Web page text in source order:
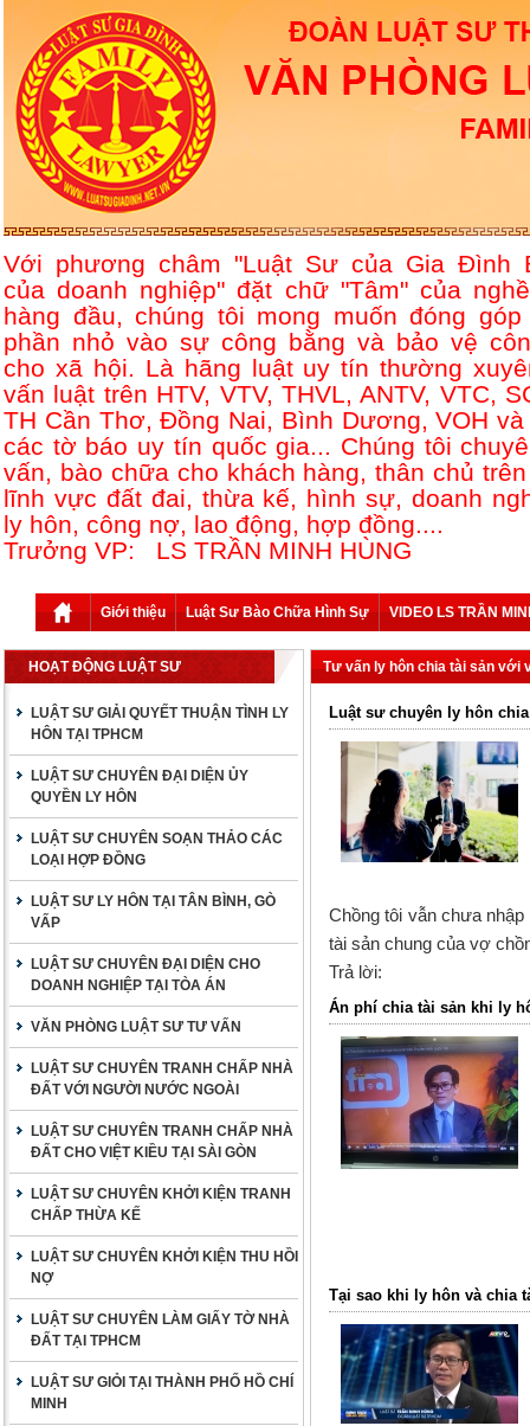
Với phương châm "Luật Sư của Gia Đình
của doanh nghiệp" đặt chữ "Tâm" của
hàng đầu, chúng tôi mong muốn đóng góp
phần nhỏ vào sự công bằng và bảo vệ
cho xã hội. Là hãng luật uy tín thường
vấn luật trên HTV, VTV, THVL, ANTV, VTC,
TH Cần Thơ, Đồng Nai, Bình Dương, VOH và
các tờ báo uy tín quốc gia... Chúng tôi
vấn, bào chữa cho khách hàng, thân chủ
lĩnh vực đất đai, thừa kế, hình sự, doanh
ly hôn, công nợ, lao động, hợp đồng....
Trưởng VP: LS TRẦN MINH HÙNG
Giới thiệu Luật Sư Bào Chữa Hình Sự VIDEO LS TRẦN
HOẠT ĐỘNG LUẬT SƯ
LUẬT SƯ GIẢI QUYẾT THUẬN TÌNH LY
HÔN TẠI TPHCM
LUẬT SƯ CHUYÊN ĐẠI DIỆN ỦY
QUYỀN LY HÔN
LUẬT SƯ CHUYÊN SOẠN THẢO CÁC
LOẠI HỢP ĐỒNG
LUẬT SƯ LY HÔN TẠI TÂN BÌNH, GÒ
VẤP
LUẬT SƯ CHUYÊN ĐẠI DIỆN CHO
DOANH NGHIỆP TẠI TÒA ÁN
VĂN PHÒNG LUẬT SƯ TƯ VẤN
LUẬT SƯ CHUYÊN TRANH CHẤP NHÀ
ĐẤT VỚI NGƯỜI NƯỚC NGOÀI
LUẬT SƯ CHUYÊN TRANH CHẤP NHÀ
ĐẤT CHO VIỆT KIỀU TẠI SÀI GÒN
LUẬT SƯ CHUYÊN KHỞI KIỆN TRANH
CHẤP THỪA KẾ
LUẬT SƯ CHUYÊN KHỞI KIỆN THU HỒI
NỢ
LUẬT SƯ CHUYÊN LÀM GIẤY TỜ NHÀ
ĐẤT TẠI TPHCM
LUẬT SƯ GIỎI TẠI THÀNH PHỐ HỒ CHÍ
MINH
Tư vấn ly hôn chia tài sản với
Luật sư chuyên ly hôn
Chồng tôi vẫn chưa
tài sản chung của vợ
Trả lời:
Án phí chia tài sản khi ly
Tại sao khi ly hôn và chia